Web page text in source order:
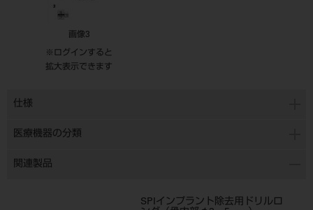
画像3
※ログインすると
拡大表示できます
仕様
医療機器の分類
関連製品
SPIインプラント除去用ドリルロ